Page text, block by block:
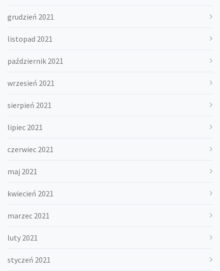
grudzień 2021
listopad 2021
październik 2021
wrzesień 2021
sierpień 2021
lipiec 2021
czerwiec 2021
maj 2021
kwiecień 2021
marzec 2021
luty 2021
styczeń 2021